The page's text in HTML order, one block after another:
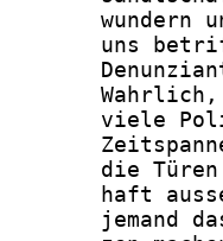
wundern
uns
viele
die
haft
jemand